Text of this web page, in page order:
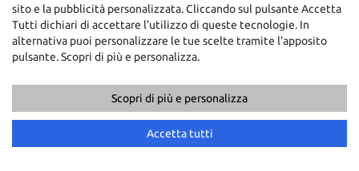
Copyright © 2026 GestionaleAuto.com S.r.l., Tutti i diritti riservati -
Leggi l'informativa sulla privacy-Cookie Policy
GestionaleAuto.com
sito e la pubblicità personalizzata. Cliccando sul pulsante Accetta
Tutti dichiari di accettare l'utilizzo di queste tecnologie. In
alternativa puoi personalizzare le tue scelte tramite l'apposito
pulsante. Scopri di più e personalizza.
Scopri di più e personalizza
Accetta tutti